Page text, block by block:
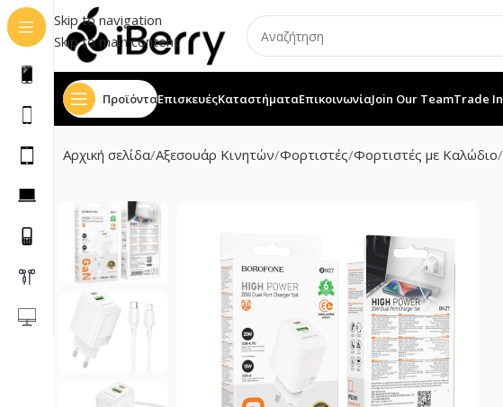
Skip to navigation
Skip to main content
ΠροϊόνταΕπισκευέςΚαταστήματαΕπικοινωνίαJoin Our TeamTrade In
Αρχική σελίδα Αξεσουάρ Κινητών Φορτιστές Φορτιστές με Καλώδιο